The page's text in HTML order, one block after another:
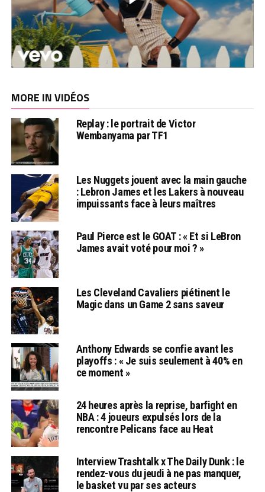
MORE IN VIDÉOS
Replay : le portrait de Victor
Wembanyama par TF1
Les Nuggets jouent avec la main gauche
: Lebron James et les Lakers à nouveau
impuissants face à leurs maîtres
Paul Pierce est le GOAT : « Et si LeBron
James avait voté pour moi ? »
Les Cleveland Cavaliers piétinent le
Magic dans un Game 2 sans saveur
Anthony Edwards se confie avant les
playoffs : « Je suis seulement à 40% en
ce moment »
24 heures après la reprise, barfight en
NBA : 4 joueurs expulsés lors de la
rencontre Pelicans face au Heat
Interview Trashtalk x The Daily Dunk : le
rendez-vous du jeudi à ne pas manquer,
le basket vu par ses acteurs